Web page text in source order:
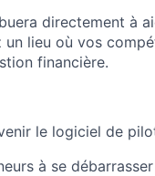
directement à
un lieu où vos
financière.
le logiciel de
à se